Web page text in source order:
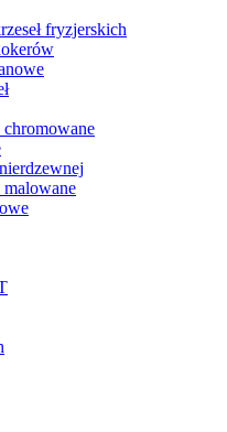
fryzjerskich
malowane